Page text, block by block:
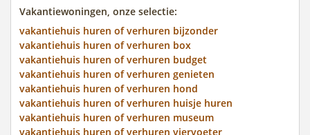
Vakantiewoningen, onze selectie:
vakantiehuis huren of verhuren bijzonder
vakantiehuis huren of verhuren box
vakantiehuis huren of verhuren budget
vakantiehuis huren of verhuren genieten
vakantiehuis huren of verhuren hond
vakantiehuis huren of verhuren huisje huren
vakantiehuis huren of verhuren museum
vakantiehuis huren of verhuren viervoeter